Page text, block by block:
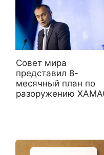
Совет мира
представил 8-
месячный план по
разоружению